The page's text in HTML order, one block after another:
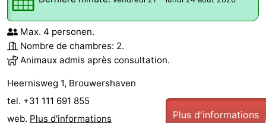
Max. 4 personen.
Nombre de chambres: 2.
Animaux admis après consultation.
Heernisweg 1, Brouwershaven
tel. +31 111 691 855
web. Plus d'informations Plus d'informations